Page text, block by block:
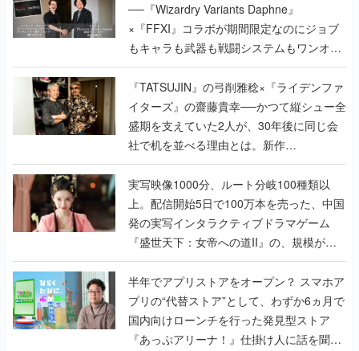
──『Wizardry Variants Daphne』
×『FFXI』コラボが期間限定なのにジョブ
もキャラも武器も戦闘システムもワンオフ
で作り込まれた理由を両ディレクターに聞
く
『TATSUJIN』の弓削雅稔×『ライデンファ
イターズ』の齋藤貴幸──かつて縦シュー全
盛期を支えていた2人が、30年後に同じ会
社で机を並べる理由とは。新作
『TATSUJIN EXTREME』で初タッグを組
んだレジェンド2人に訊く開発秘話
実写映像1000分、ルート分岐100種類以
上。配信開始5日で100万本を売った、中国
発の実写インタラクティブドラマゲーム
『盛世天下：女帝への道II』の、規模が違
うこだわりをプロデューサーに聞いた
半年でアプリストアをオープン？ スマホア
プリの“代替ストア”として、わずか6ヵ月で
国内向けローンチを行った発見型ストア
『あっぷアリーナ！』仕掛け人に話を聞い